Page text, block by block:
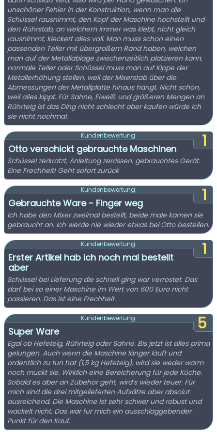
unschöner Fehler in der Konstruktion, wenn man die
Schüssel rausnimmt, den Kopf der Maschine hochstellt und
den Rührstab, an welchem immer was klebt, nicht gleich
rausnimmt, kleckert alles voll. Man muss schon einen
passenden Teller mit übergroßem Rand haben, welchen
man auf der Metallablage zwischenzeitlich platzieren kann,
normale Teller oder Schüssel muss man auf Kippe der
Metallerhöhung stellen, weil der Mixerstab über die
Abmessungen der Metallplatte hinaus hängt. Nicht schön,
weil alles kippt. Für Sahne, Eiweiß und größeren Mengen an
Rührteig ist das Ding nicht schlecht aber kaufen würde ich
sie nicht nochmal.
1
Kundenbewertung:
Otto verschickt gebrauchte Maschinen
Schüssel zerkratzt, Anleitung zerrissen, gebrauchtes Gerät.
Eine Frechheit! Geht sofort zurück
1
Kundenbewertung:
Gebrauchte Ware - Finger weg
Ich habe den Mixer zweimal bestellt, beide male kamen sie
gebraucht an. Ich werde nie wieder etwas bei Otto bestellen.
1
Kundenbewertung:
Erster Artikel hab ich noch mal bestellt
aber
Schüssel bei Lieferung die schnell ging war verrostet. Das
darf bei so einer Maschine im Wert von 600 Euro nicht
passieren. Das ist eine Frechheit.
5
Kundenbewertung:
Super Ware
Egal ob Hefeteig, Rührteig oder Sahne. Bis jetzt ist alles prima
gelungen. Auch wenn die Maschine länger läuft und
ordentlich zu tun hat (1,5 kg Hefeteig), wird sie weder warm
noch muckt sie. Wirklich eine Bereicherung für jede Küche.
Sobald es aber an Zubehör geht, wird’s wieder teuer. Für
mich sind die drei mitgelieferten Aufsätze aber absolut
ausreichend. Die Maschine ist sehr schwer und robust und
wackelt nicht. Das war für mich ein ausschlaggebender
Punkt für den Kauf.